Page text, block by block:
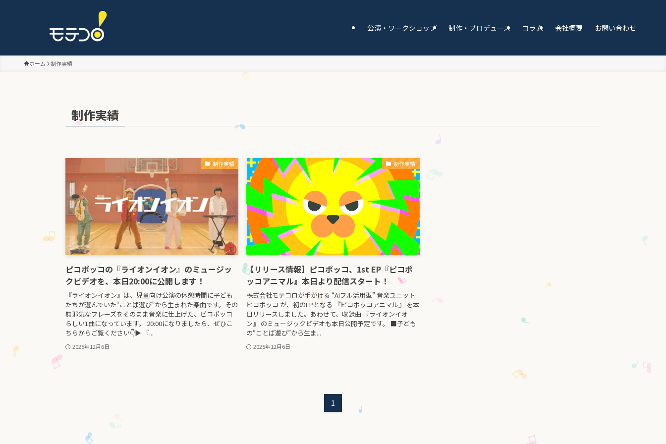
公演・ワークショップ 制作・プロデュース コラム 会社概要 お問い合わせ
ホーム 制作実績
制作実績
制作実績
ピコポッコの『ライオンイオン』のミュージッ
クビデオを、本日20:00に公開します！
『ライオンイオン』は、児童向け公演の休憩時間に子ども
たちが遊んでいた“ことば遊び”から生まれた楽曲です。その
無邪気なフレーズをそのまま音楽に仕上げた、ピコポッコ
らしい1曲になっています。 20:00になりましたら、ぜひこ
ちらからご覧ください👇▶ 『...
2025年12月6日
制作実績
【リリース情報】ピコポッコ、1st EP『ピコポ
ッコアニマル』本日より配信スタート！
株式会社モテコロが手がける “AIフル活用型” 音楽ユニット
ピコポッコ が、初のEPとなる 『ピコポッコアニマル』 を本
日リリースしました。あわせて、収録曲 『ライオンイオ
ン』 のミュージックビデオも本日公開予定です。 ■子ども
の“ことば遊び”から生ま...
2025年12月6日
1